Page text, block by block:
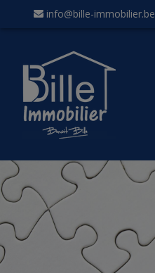
info@bille-immobilier.be